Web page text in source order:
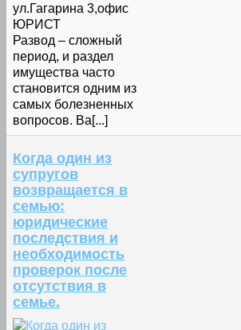
ул.Гагарина 3,офис
ЮРИСТ
Развод – сложный
период, и раздел
имущества часто
становится одним из
самых болезненных
вопросов. Ва[...]
Когда один из
супругов
возвращается в
семью:
юридические
последствия и
необходимость
проверок после
отсутствия в
семье.